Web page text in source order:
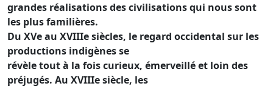
grandes réalisations des civilisations qui nous sont
les plus familières.
Du XVe au XVIIIe siècles, le regard occidental sur les
productions indigènes se
révèle tout à la fois curieux, émerveillé et loin des
préjugés. Au XVIIIe siècle, les